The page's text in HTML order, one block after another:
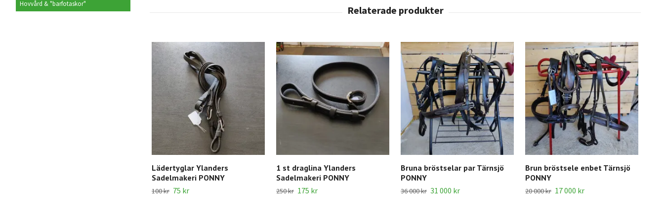
Hovvård & "barfotaskor"
Lädertyglar Ylanders
Sadelmakeri PONNY
100 kr 75 kr
1 st draglina Ylanders
Sadelmakeri PONNY
250 kr 175 kr
Bruna bröstselar par Tärnsjö
PONNY
36 000 kr 31 000 kr
Brun bröstsele enbet Tärnsjö
PONNY
20 000 kr 17 000 kr